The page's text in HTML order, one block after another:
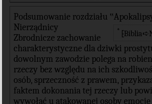
Podsumowanie rozdziału
*
Nierządnicy
Zbrodnicze zachowanie
charakterystyczne dla dziwki
dowolnym zawodzie polega na
rzeczy bez względu na ich
osób, sprzeczność z prawem,
faktem dokonania tej rzeczy lub
wywołać u atakowanej osoby